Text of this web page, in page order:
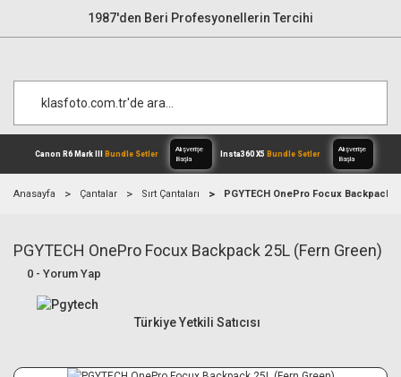
1987'den Beri Profesyonellerin Tercihi
Canon R6 Mark IIIBundle Setler
Alışverişe
Anasayfa Çantalar Sırt Çantaları PGYTECH OnePro Focux Backpack
PGYTECH OnePro Focux Backpack 25L (Fern Green)
0 - Yorum Yap
Türkiye Yetkili Satıcısı